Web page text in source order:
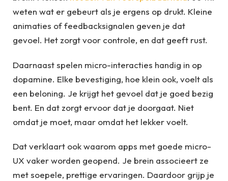
weten wat er gebeurt als je ergens op drukt. Kleine
animaties of feedbacksignalen geven je dat
gevoel. Het zorgt voor controle, en dat geeft rust.
Daarnaast spelen micro-interacties handig in op
dopamine. Elke bevestiging, hoe klein ook, voelt als
een beloning. Je krijgt het gevoel dat je goed bezig
bent. En dat zorgt ervoor dat je doorgaat. Niet
omdat je moet, maar omdat het lekker voelt.
Dat verklaart ook waarom apps met goede micro-
UX vaker worden geopend. Je brein associeert ze
met soepele, prettige ervaringen. Daardoor grijp je